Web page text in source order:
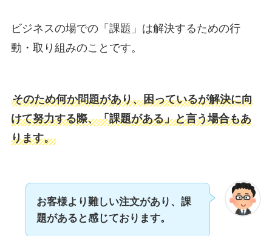
ビジネスの場での「課題」は解決するための行
動・取り組みのことです。
そのため何か問題があり、困っているが解決に向
けて努力する際、「課題がある」と言う場合もあ
ります。
お客様より難しい注文があり、課
題があると感じております。